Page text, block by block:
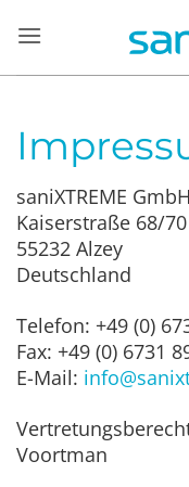
Inhalt
saniXTREME GmbH
Kaiserstraße 68/70
55232 Alzey
Deutschland
Telefon: +49 (0)
Fax: +49 (0) 6731
E-Mail:
Voortman